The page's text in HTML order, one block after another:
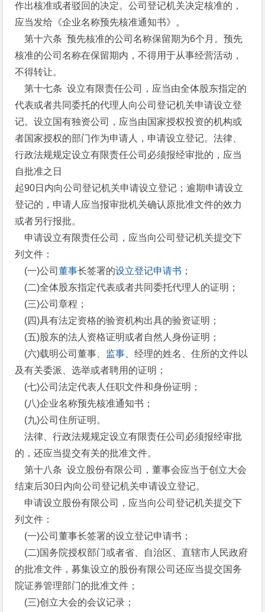
作出核准或者驳回的决定。公司登记机关决定核准的，
应当发给《企业名称预先核准通知书》。
第十六条 预先核准的公司名称保留期为6个月。预先
核准的公司名称在保留期内，不得用于从事经营活动，
不得转让。
第十七条 设立有限责任公司，应当由全体股东指定的
代表或者共同委托的代理人向公司登记机关申请设立登
记。设立国有独资公司，应当由国家授权投资的机构或
者国家授权的部门作为申请人，申请设立登记。法律、
行政法规规定设立有限责任公司必须报经审批的，应当
自批准之日
起90日内向公司登记机关申请设立登记；逾期申请设立
登记的，申请人应当报审批机关确认原批准文件的效力
或者另行报批。
申请设立有限责任公司，应当向公司登记机关提交下
列文件：
(一)公司董事长签署的设立登记申请书 ；
(二)全体股东指定代表或者共同委托代理人的证明；
(三)公司章程；
(四)具有法定资格的验资机构出具的验资证明；
(五)股东的法人资格证明或者自然人身份证明；
(六)载明公司董事、 监事 、经理的姓名、住所的文件以
及有关委派、选举或者聘用的证明；
(七)公司法定代表人任职文件和身份证明；
(八)企业名称预先核准通知书；
(九)公司住所证明。
法律、行政法规规定设立有限责任公司必须报经审批
的，还应当提交有关的批准文件。
第十八条 设立股份有限公司，董事会应当于创立大会
结束后30日内向公司登记机关申请设立登记。
申请设立股份有限公司，应当向公司登记机关提交下
列文件：
(一)公司董事长签署的设立登记申请书；
(二)国务院授权部门或者省、自治区、直辖市人民政府
的批准文件，募集设立的股份有限公司还应当提交国务
院证券管理部门的批准文件；
(三)创立大会的会议记录；